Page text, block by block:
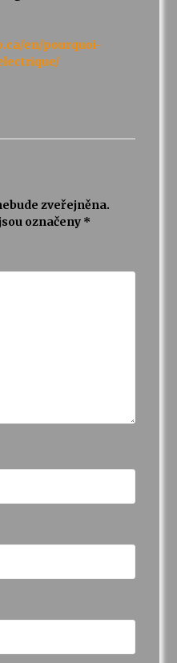
en/pourquoi-
zveřejněna.
označeny *